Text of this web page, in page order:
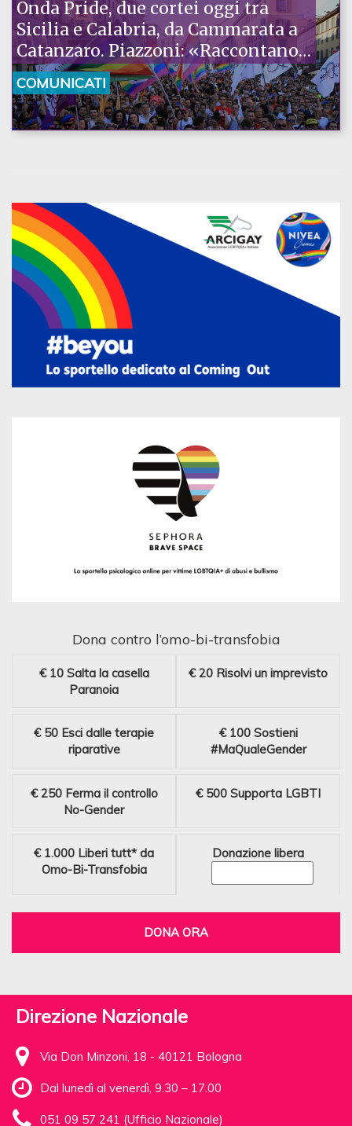
Onda Pride, due cortei oggi tra
Sicilia e Calabria, da Cammarata a
Catanzaro. Piazzoni: «Raccontano
la nostra ostinazione»
COMUNICATI
Dona contro l’omo-bi-transfobia
€ 10 Salta la casella
Paranoia
€ 20 Risolvi un imprevisto
€ 50 Esci dalle terapie
riparative
€ 100 Sostieni
#MaQualeGender
€ 250 Ferma il controllo
No-Gender
€ 500 Supporta LGBTI
€ 1.000 Liberi tutt* da
Omo-Bi-Transfobia
Donazione libera
DONA ORA
Direzione Nazionale
Via Don Minzoni, 18 - 40121 Bologna
Dal lunedì al venerdì, 9.30 – 17.00
051 09 57 241 (Ufficio Nazionale)